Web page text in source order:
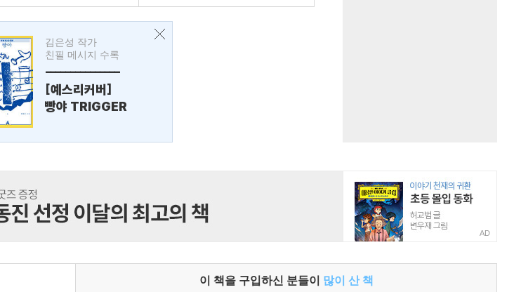
김은성 작가
친필 메시지 수록
---------------
[예스리커버]
빵야 TRIGGER
AD
이 책을 구입하신 분들이 많이 산 책